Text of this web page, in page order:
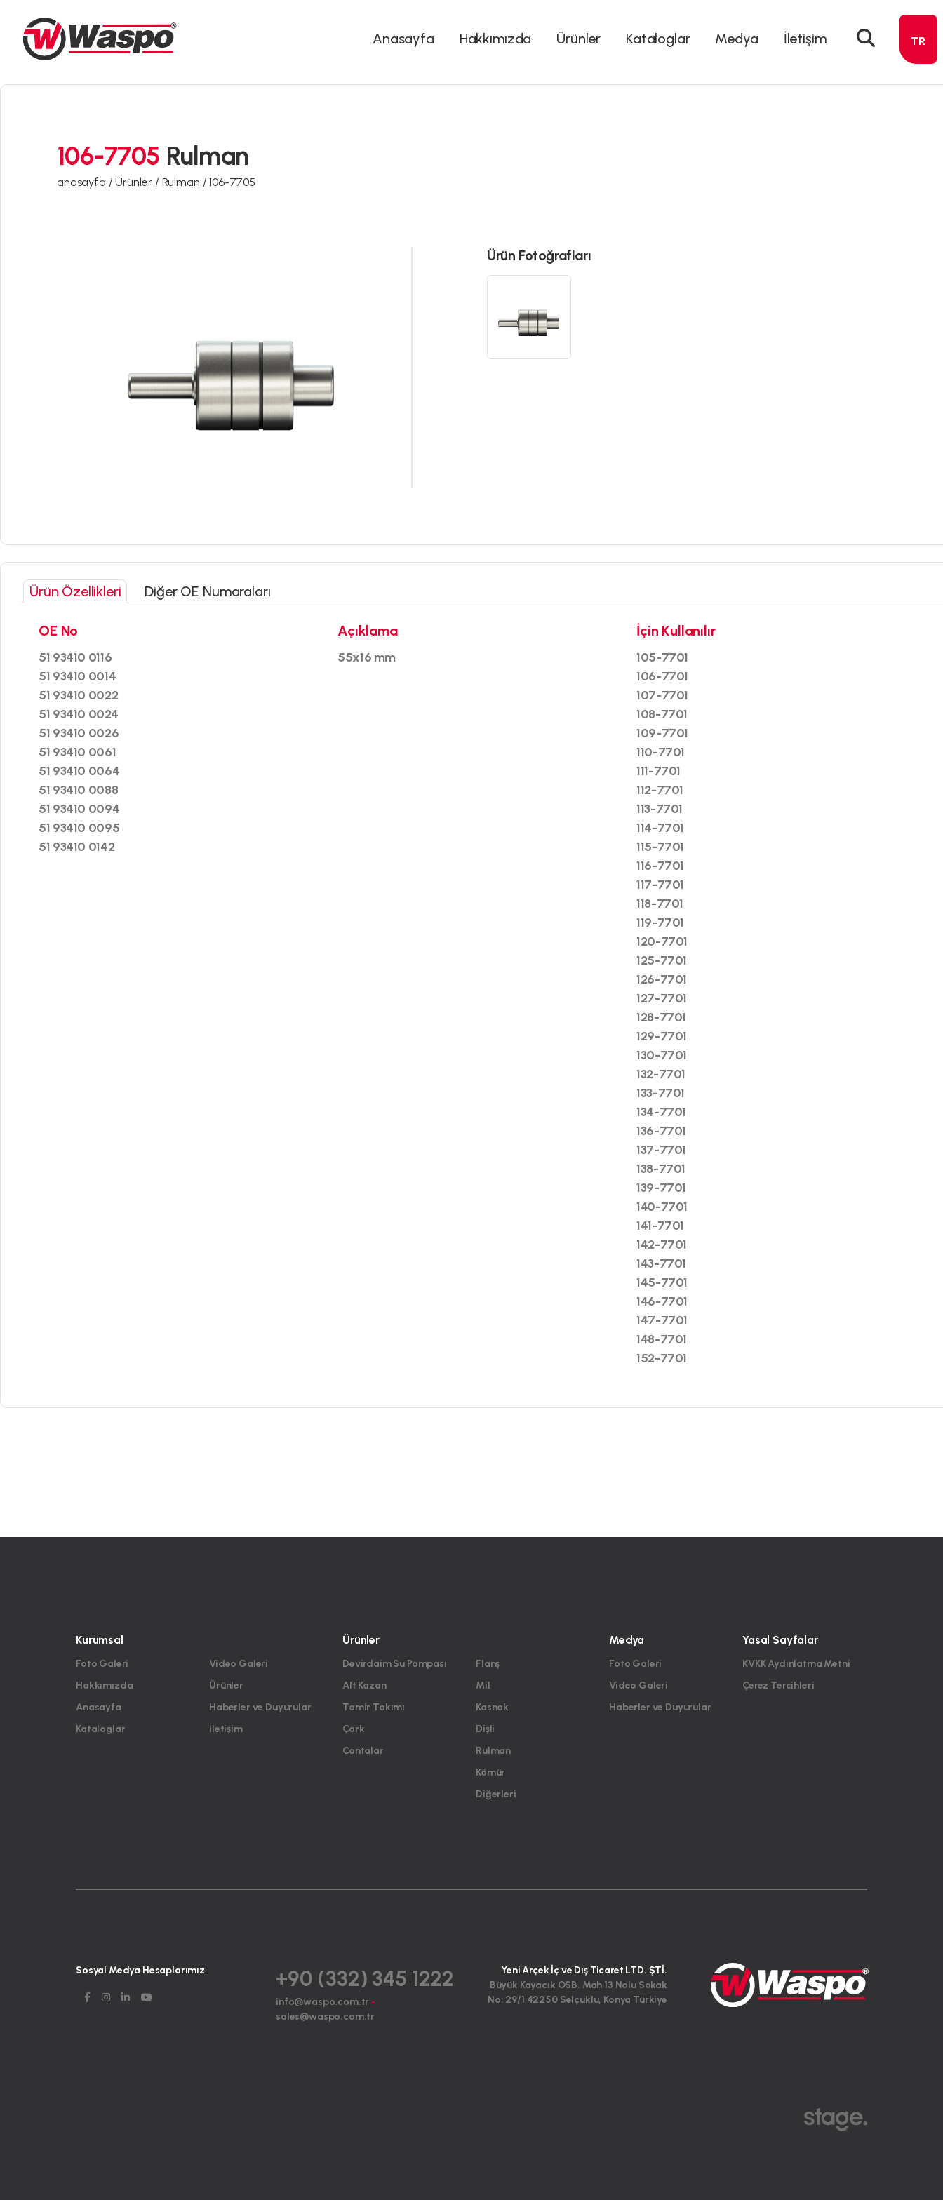
Anasayfa Hakkımızda Ürünler Kataloglar Medya İletişim TR
106-7705 Rulman
anasayfa /Ürünler / Rulman /106-7705
Ürün Fotoğrafları
Ürün Özellikleri Diğer OE Numaraları
OE No
51 93410 0116
51 93410 0014
51 93410 0022
51 93410 0024
51 93410 0026
51 93410 0061
51 93410 0064
51 93410 0088
51 93410 0094
51 93410 0095
51 93410 0142
Açıklama
55x16 mm
İçin Kullanılır
105-7701
106-7701
107-7701
108-7701
109-7701
110-7701
111-7701
112-7701
113-7701
114-7701
115-7701
116-7701
117-7701
118-7701
119-7701
120-7701
125-7701
126-7701
127-7701
128-7701
129-7701
130-7701
132-7701
133-7701
134-7701
136-7701
137-7701
138-7701
139-7701
140-7701
141-7701
142-7701
143-7701
145-7701
146-7701
147-7701
148-7701
152-7701
Kurumsal
Foto Galeri
Hakkımızda
Anasayfa
Kataloglar
Video Galeri
Ürünler
Haberler ve Duyurular
İletişim
Ürünler
Devirdaim Su Pompası
Alt Kazan
Tamir Takımı
Çark
Contalar
Flanş
Mil
Kasnak
Dişli
Rulman
Kömür
Diğerleri
Medya
Foto Galeri
Video Galeri
Haberler ve Duyurular
Yasal Sayfalar
KVKK Aydınlatma Metni
Çerez Tercihleri
Sosyal Medya Hesaplarımız +90 (332) 345 1222
info@waspo.com.tr -
sales@waspo.com.tr
Yeni Arçek İç ve Dış Ticaret LTD. ŞTİ.
Büyük Kayacık OSB. Mah 13 Nolu Sokak
No: 29/1 42250 Selçuklu, Konya Türkiye